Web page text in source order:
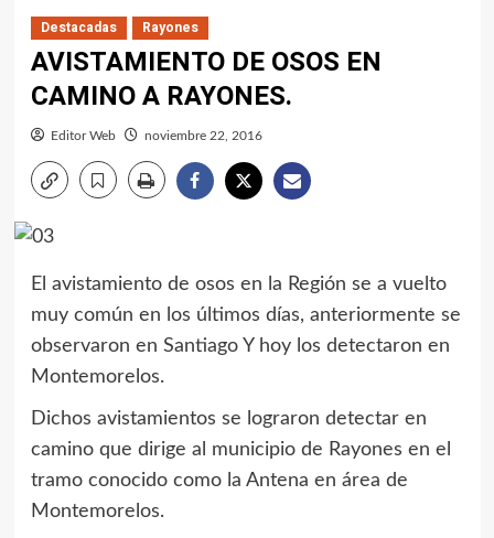
Destacadas Rayones
AVISTAMIENTO DE OSOS EN
CAMINO A RAYONES.
Editor Web noviembre 22, 2016
El avistamiento de osos en la Región se a vuelto
muy común en los últimos días, anteriormente se
observaron en Santiago Y hoy los detectaron en
Montemorelos.
Dichos avistamientos se lograron detectar en
camino que dirige al municipio de Rayones en el
tramo conocido como la Antena en área de
Montemorelos.